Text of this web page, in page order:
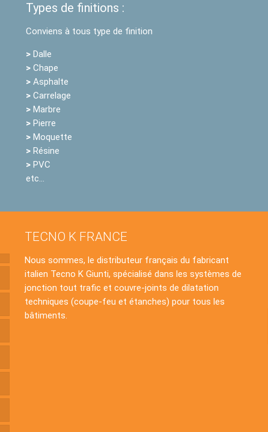
Types de finitions :
Conviens à tous type de finition
>Dalle
>Chape
>Asphalte
>Carrelage
>Marbre
>Pierre
>Moquette
>Résine
>PVC
etc…
TECNO K FRANCE
Nous sommes, le distributeur français du fabricant
italien Tecno K Giunti, spécialisé dans les systèmes de
jonction tout trafic et couvre-joints de dilatation
techniques (coupe-feu et étanches) pour tous les
bâtiments.